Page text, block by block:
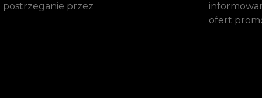
postrzeganie przez
ofert